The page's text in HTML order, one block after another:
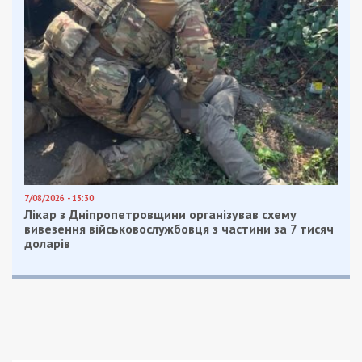
7/08/2026 - 13:30
Лікар з Дніпропетровщини організував схему
вивезення військовослужбовця з частини за 7 тисяч
доларів